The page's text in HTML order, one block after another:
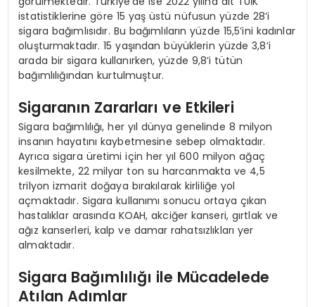
istatistiklerine göre 15 yaş üstü nüfusun yüzde 28’i
sigara bağımlısıdır. Bu bağımlıların yüzde 15,5’ini kadınlar
oluşturmaktadır. 15 yaşından büyüklerin yüzde 3,8’i
arada bir sigara kullanırken, yüzde 9,8’i tütün
bağımlılığından kurtulmuştur.
Sigaranın Zararları ve Etkileri
Sigara bağımlılığı, her yıl dünya genelinde 8 milyon
insanın hayatını kaybetmesine sebep olmaktadır.
Ayrıca sigara üretimi için her yıl 600 milyon ağaç
kesilmekte, 22 milyar ton su harcanmakta ve 4,5
trilyon izmarit doğaya bırakılarak kirliliğe yol
açmaktadır. Sigara kullanımı sonucu ortaya çıkan
hastalıklar arasında KOAH, akciğer kanseri, gırtlak ve
ağız kanserleri, kalp ve damar rahatsızlıkları yer
almaktadır.
Sigara Bağımlılığı ile Mücadelede
Atılan Adımlar